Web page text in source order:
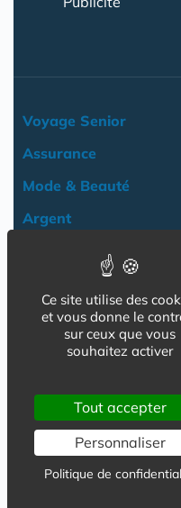
Voyage Senior
Assurance
Mode & Beauté
Argent
Loisir & Culture
NOS AUTRES SITES :
© www.tarif-senior.com
Ce site utilise des
et vous donne le
sur ceux que vous
souhaitez activer
Tout accepter
Personnaliser
Politique de